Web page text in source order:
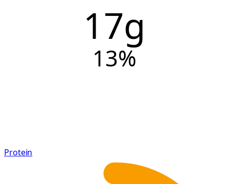
17g
13%
Protein